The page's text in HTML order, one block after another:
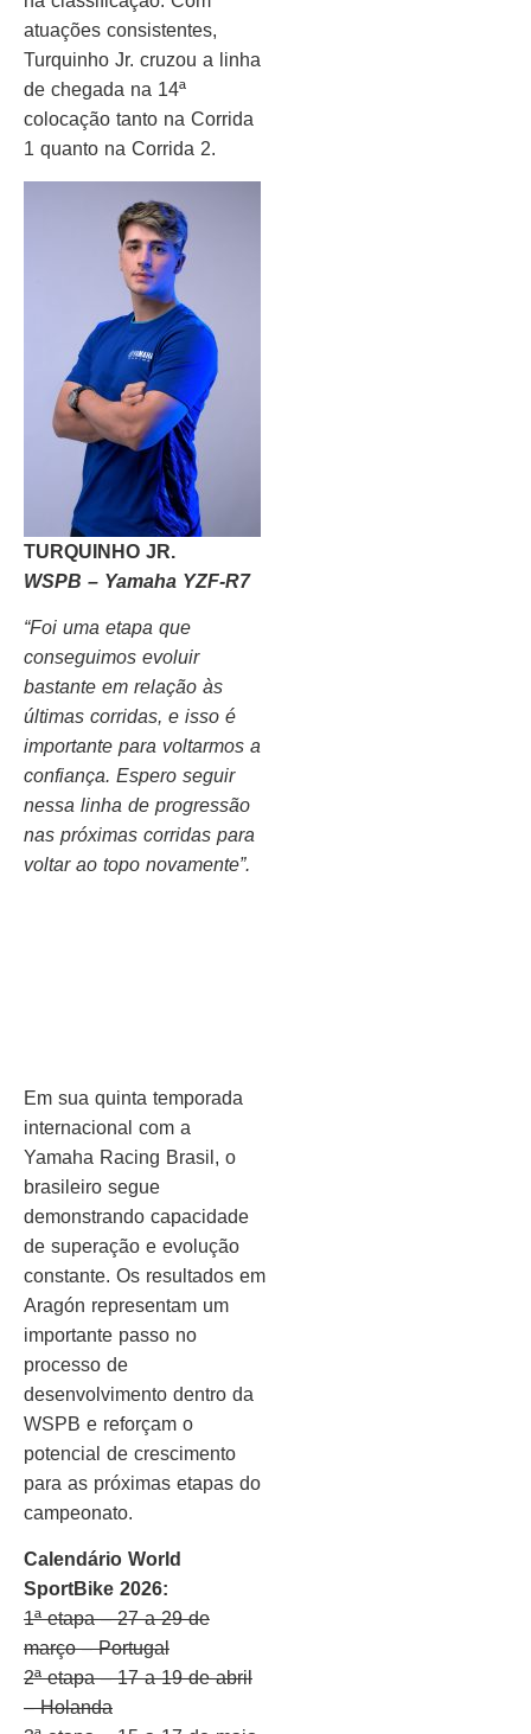
atuações consistentes,
Turquinho Jr. cruzou a linha
de chegada na 14ª
colocação tanto na Corrida
1 quanto na Corrida 2.
TURQUINHO JR.
WSPB – Yamaha YZF-R7
“Foi uma etapa que
conseguimos evoluir
bastante em relação às
últimas corridas, e isso é
importante para voltarmos a
confiança. Espero seguir
nessa linha de progressão
nas próximas corridas para
voltar ao topo novamente”.
Em sua quinta temporada
internacional com a
Yamaha Racing Brasil, o
brasileiro segue
demonstrando capacidade
de superação e evolução
constante. Os resultados em
Aragón representam um
importante passo no
processo de
desenvolvimento dentro da
WSPB e reforçam o
potencial de crescimento
para as próximas etapas do
campeonato.
Calendário World
SportBike 2026:
1ª etapa – 27 a 29 de
março – Portugal
2ª etapa – 17 a 19 de abril
– Holanda